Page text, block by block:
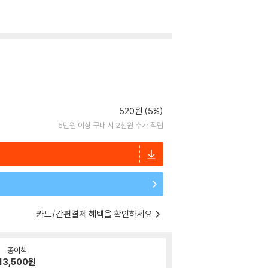
520원 (5%)
5만원 이상 구매 시 2천원 추가 적립
카드/간편결제 혜택을 확인하세요
종이책
원